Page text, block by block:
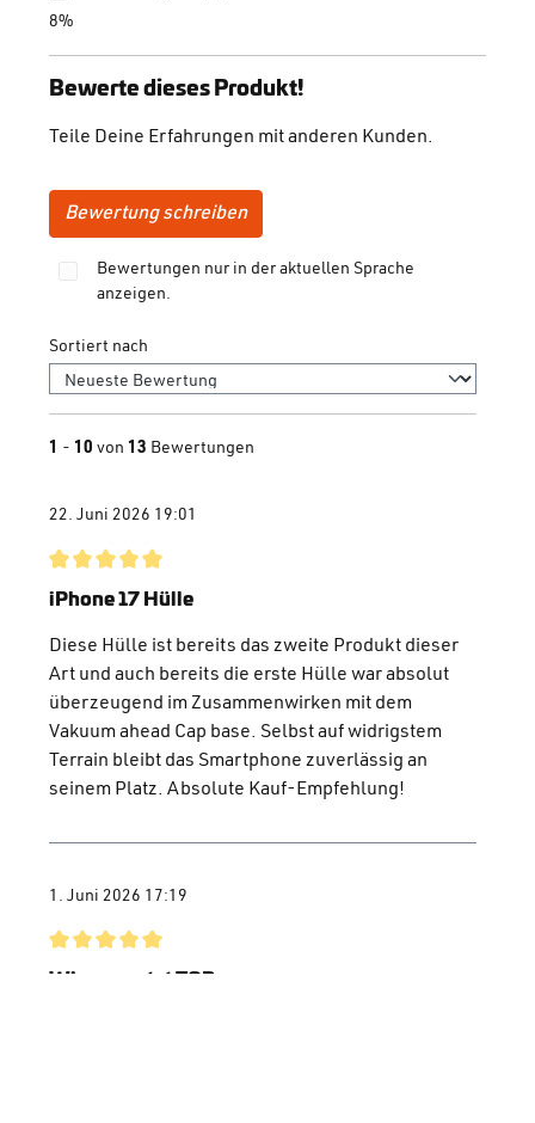
8%
Bewerte dieses Produkt!
Teile Deine Erfahrungen mit anderen Kunden.
Bewertung schreiben
Bewertungen nur in der aktuellen Sprache
anzeigen.
Sortiert nach
1 - 10 von 13 Bewertungen
22. Juni 2026 19:01
Bewertung mit 5 von 5 Sternen
iPhone 17 Hülle
Diese Hülle ist bereits das zweite Produkt dieser
Art und auch bereits die erste Hülle war absolut
überzeugend im Zusammenwirken mit dem
Vakuum ahead Cap base. Selbst auf widrigstem
Terrain bleibt das Smartphone zuverlässig an
seinem Platz. Absolute Kauf-Empfehlung!
1. Juni 2026 17:19
Bewertung mit 5 von 5 Sternen
Wie erwartet TOP